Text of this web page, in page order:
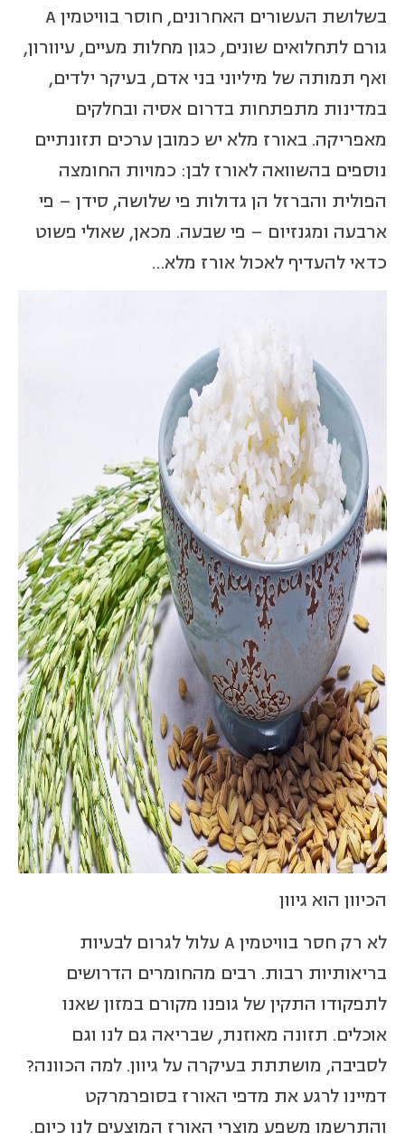
בשלושת העשורים האחרונים, חוסר בוויטמין A
גורם לתחלואים שונים, כגון מחלות מעיים, עיוורון,
ואף תמותה של מיליוני בני אדם, בעיקר ילדים,
במדינות מתפתחות בדרום אסיה ובחלקים
מאפריקה. באורז מלא יש כמובן ערכים תזונתיים
נוספים בהשוואה לאורז לבן: כמויות החומצה
הפולית והברזל הן גדולות פי שלושה, סידן – פי
ארבעה ומגנזיום – פי שבעה. מכאן, שאולי פשוט
כדאי להעדיף לאכול אורז מלא…
הכיוון הוא גיוון
לא רק חסר בוויטמיןA עלול לגרום לבעיות
בריאותיות רבות. רבים מהחומרים הדרושים
לתפקודו התקין של גופנו מקורם במזון שאנו
אוכלים. תזונה מאוזנת, שבריאה גם לנו וגם
לסביבה, מושתתת בעיקרה על גיוון. למה הכוונה?
דמיינו לרגע את מדפי האורז בסופרמרקט
והתרשמו משפע מוצרי האורז המוצעים לנו כיום.